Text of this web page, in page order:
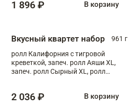
1 896 ₽ В корзину
Вкусный квартет набор
961 г
ролл Калифорния с тигровой
креветкой, запеч. ролл Аяши XL,
запеч. ролл Сырный XL, ролл
2 036 ₽ В корзину